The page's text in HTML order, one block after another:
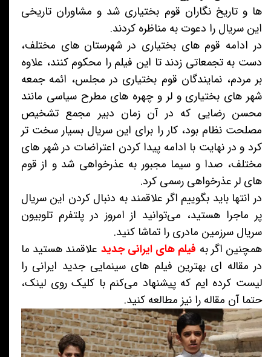
ها و تاریخ نگاران قوم بختیاری شد و مشاوران تاریخی
این سریال را دعوت به مناظره کردند.
در ادامه قوم های بختیاری در شهرستان های مختلف،
دست به تجمعاتی زدند تا این فیلم را محکوم کنند، علاوه
بر مردم، نمایندگان قوم بختیاری در مجلس، ائمه جمعه
شهر های بختیاری و لر و چهره های مطرح سیاسی مانند
محسن رضایی که در آن زمان دبیر مجمع تشخیص
مصلحت نظام بود، کار را برای این سریال بسیار سخت تر
کرد و در نهایت با ادامه پیدا کردن اعتراضات در شهر های
مختلف، صدا و سیما مجبور به عذرخواهی شد و از قوم
های لر عذرخواهی رسمی کرد.
در انتها باید بگوییم اگر علاقمند به دنبال کردن این سریال
پر ماجرا هستید، می‌توانید از امروز در پلتفرم تلوبیون
سریال سرزمین مادری را تماشا کنید.
همچنین اگر به فیلم های ایرانی جدید علاقمند هستید ما
در مقاله ای بهترین فیلم های سینمایی جدید ایرانی را
لیست کرده ایم که پیشنهاد می‌کنم با کلیک روی لینک،
حتما آن مقاله را نیز مطالعه کنید.